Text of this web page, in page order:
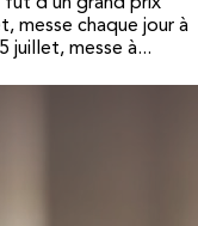
messe chaque jour à
juillet, messe à...